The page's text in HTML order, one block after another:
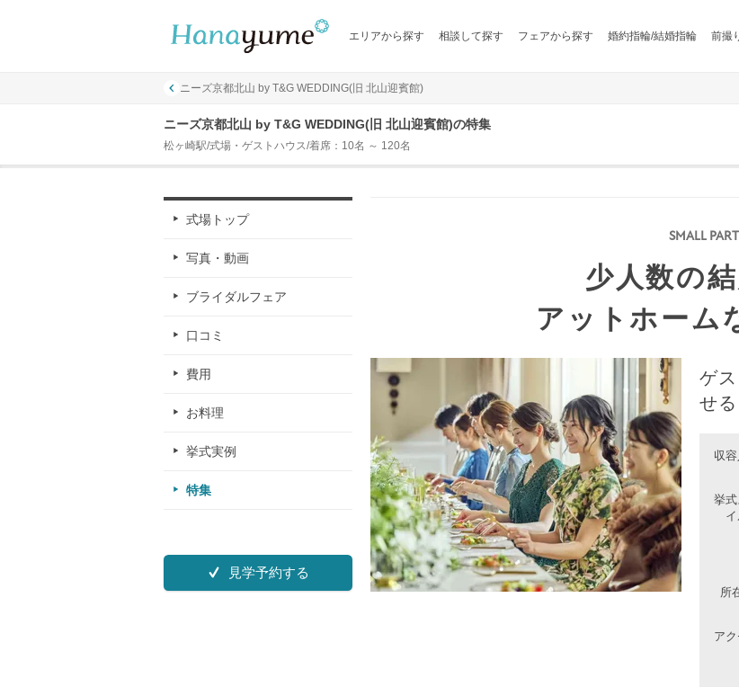
エリアから探す 相談して探す フェアから探す 婚約指輪/結婚指輪 前撮
ニーズ京都北山 by T&G WEDDING(旧 北山迎賓館)
ニーズ京都北山 by T&G WEDDING(旧 北山迎賓館)の特集
松ヶ崎駅/式場・ゲストハウス/着席：10名 ～ 120名
式場トップ
写真・動画
ブライダルフェア
口コミ
費用
お料理
挙式実例
特集
見学予約する
少人数の
アットホーム
ゲ
せる
収
挙式
所
アク